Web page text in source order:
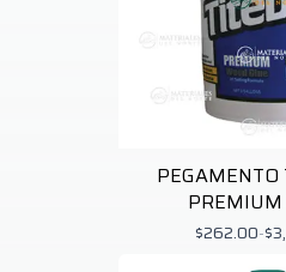
PEGAMENTO
$262.00-